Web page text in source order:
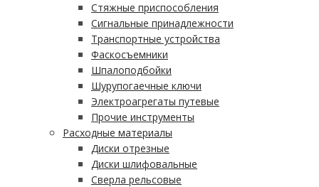
Стяжные приспособления
Сигнальные принадлежности
Транспортные устройства
Фаскосъемники
Шпалоподбойки
Шурупогаечные ключи
Электроагрегаты путевые
Прочие инструменты
Расходные материалы
Диски отрезные
Диски шлифовальные
Сверла рельсовые